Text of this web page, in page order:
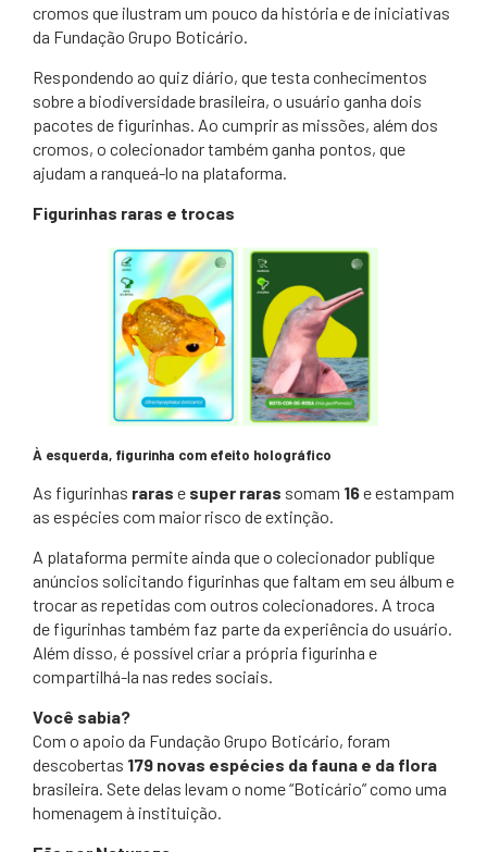
cromos que ilustram um pouco da história e de iniciativas
da Fundação Grupo Boticário.
Respondendo ao quiz diário, que testa conhecimentos
sobre a biodiversidade brasileira, o usuário ganha dois
pacotes de figurinhas. Ao cumprir as missões, além dos
cromos, o colecionador também ganha pontos, que
ajudam a ranqueá-lo na plataforma.
Figurinhas raras e trocas
À esquerda, figurinha com efeito holográfico
As figurinhas raras e super raras somam 16e estampam
as espécies com maior risco de extinção.
A plataforma permite ainda que o colecionador publique
anúncios solicitando figurinhas que faltam em seu álbum e
trocar as repetidas com outros colecionadores. A troca
de figurinhas também faz parte da experiência do usuário.
Além disso, é possível criar a própria figurinha e
compartilhá-la nas redes sociais.
Você sabia?
Com o apoio da Fundação Grupo Boticário, foram
descobertas 179 novas espécies da fauna e da flora
brasileira. Sete delas levam o nome “Boticário” como uma
homenagem à instituição.